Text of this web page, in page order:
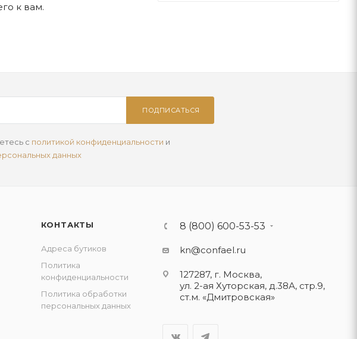
к вам.
ПОДПИСАТЬСЯ
с политикой конфиденциальности и
данных
КОНТАКТЫ
Адреса бутиков
Политика
конфиденциальности
Политика обработки
персональных данных
8 (800) 600-53-53
kn@confael.ru
127287, г. Москва,
ул. 2-ая Хуторская, д.38А, стр.9,
ст.м. «Дмитровская»